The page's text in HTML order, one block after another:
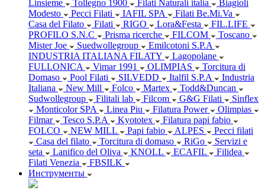
Linsieme
Tollegno 1900 Filati Naturali italia
Biagioli
Modesto
Pecci Filati IAFIL SPA
Filati Be.Mi.Va
Casa del Filato
Filati RIGO Lora&Festa
FIL.LIFE
PROFILO S.N.C
Prisma ricerche FILCOM
Toscano
Mister Joe
Suedwollegroup
Emilcotoni S.P.A
INDUSTRIA ITALIANA FILATY
Lagopolane
FULLONICA
Vimar 1991 OLIMPIAS
Torcitura di
Domaso
Pool Filati SILVEDD Italfil S.P.A
Industria
Italiana
New Mill Folco Martex
Todd&Duncan
Sudwollegroup
Filitali lab Filcom G&G Filati
Sinflex
Monticolor SPA
Linea Piu Filatura Power
Olimpias
Filmar
Tesco S.P.A Kyototex
Filatura papi fabio
FOLCO
NEW MILL Papi fabio ALPES
Pecci filati
Casa del filato
Torcitura di domaso RiGo
Servizi e
seta
Lanifico del Oliva KNOLL ECAFIL
Filidea
Filati Venezia
FBSILK
Инструменты